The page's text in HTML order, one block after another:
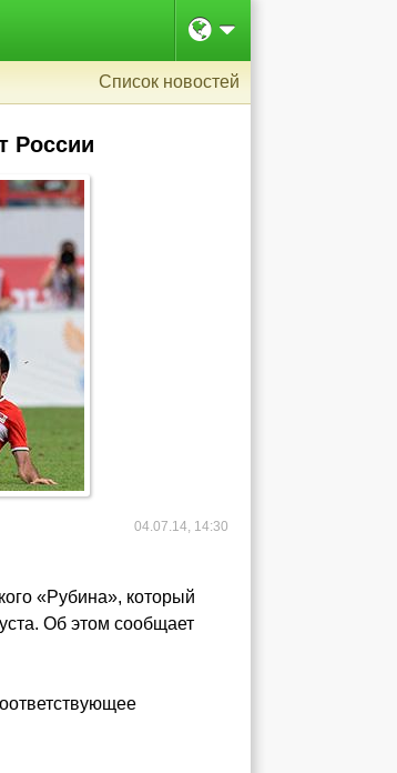
Список новостей
России
04.07.14, 14:30
«Рубина», который
Об этом сообщает